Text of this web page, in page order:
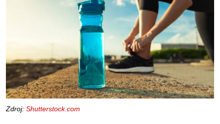
Zdroj: Shutterstock.com